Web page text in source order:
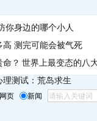
你身边的哪个小人
测完可能会被气死
？ 世界上最变态的八
测试：荒岛求生
网页 新闻